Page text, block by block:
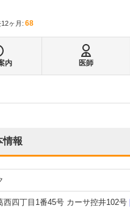
ヶ月: 68
内 医師
情報
西四丁目1番45号 カーサ控井102号